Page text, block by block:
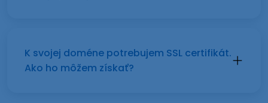
K svojej doméne potrebujem SSL certifikát.
Ako ho môžem získať?